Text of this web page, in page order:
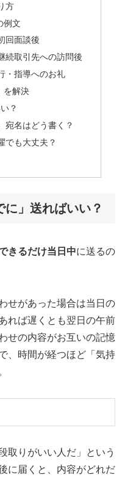
方
例文
回面談後
続取引先への訪問後
・指導へのお礼
を解決
？
宛名はどう書く？
でも大丈夫？
」送ればいい？
きるだけ当日中に送るの
せがあった場合は当日の
れば遅くとも翌日の午前
せの内容がお互いの記憶
、時間が経つほど「気持
取りがいい人だ」という
に届くと、内容がどれだ